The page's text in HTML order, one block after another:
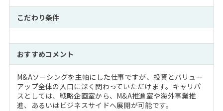
こだわり条件
おすすめコメント
M&Aソーシングを主軸にした仕事ですが、投資とバリュー
アップ全体の入口に深く関わっていただけます。キャリパ
スとしては、戦略企画室から、M&A推進室や海外事業推
進、あるいはビジネスサイドへ展開が可能です。